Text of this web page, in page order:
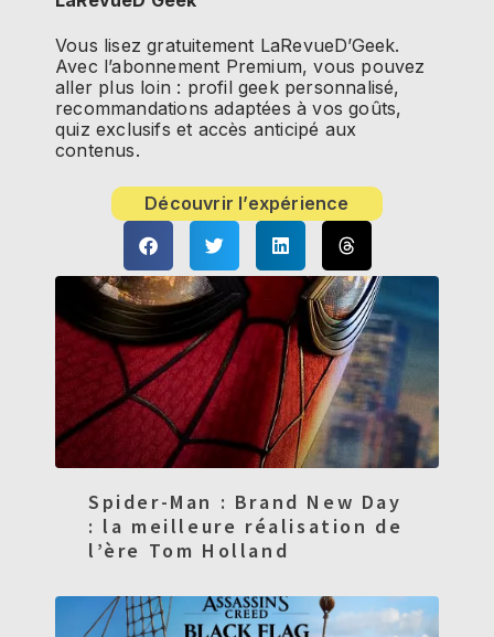
Vous lisez gratuitement LaRevueD’Geek.
Avec l’abonnement Premium, vous pouvez
aller plus loin : profil geek personnalisé,
recommandations adaptées à vos goûts,
quiz exclusifs et accès anticipé aux
contenus.
Découvrir l’expérience
Spider-Man : Brand New Day
: la meilleure réalisation de
l’ère Tom Holland